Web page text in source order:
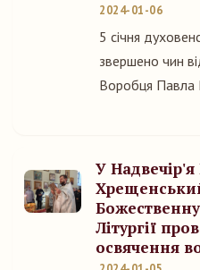
2024-01-06
5 січня
звершено чин
Воробця Павла
У
Божественну
Літургії
освячення